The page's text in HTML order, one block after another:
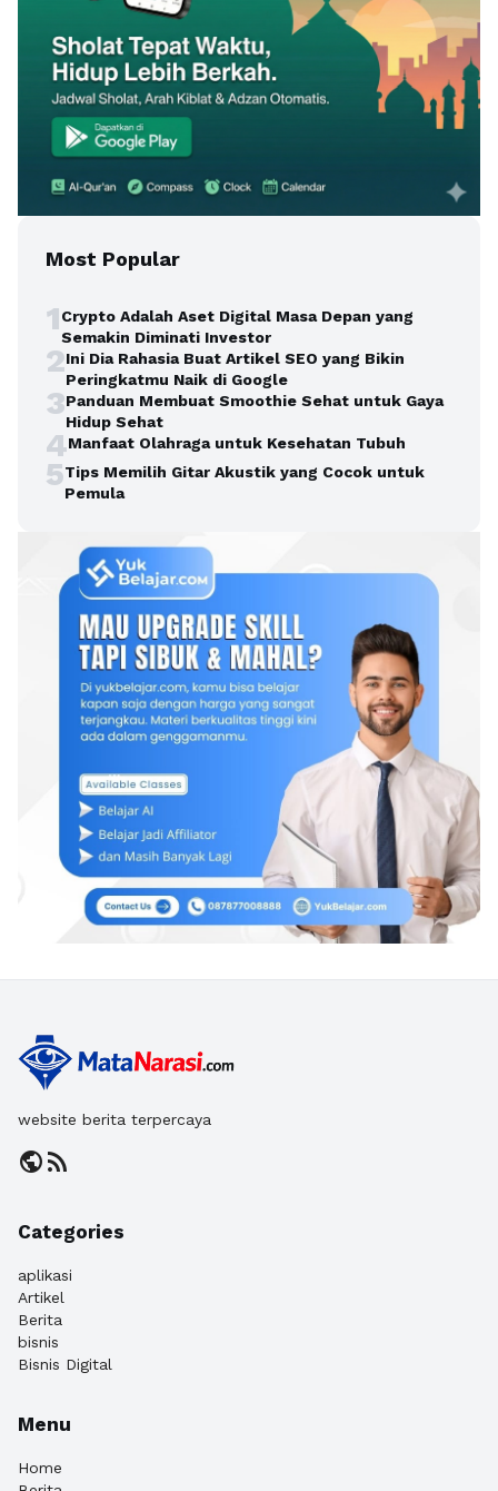
Most Popular
1Crypto Adalah Aset Digital Masa Depan yang
Semakin Diminati Investor
2Ini Dia Rahasia Buat Artikel SEO yang Bikin
Peringkatmu Naik di Google
3Panduan Membuat Smoothie Sehat untuk Gaya
Hidup Sehat
4Manfaat Olahraga untuk Kesehatan Tubuh
5Tips Memilih Gitar Akustik yang Cocok untuk
Pemula
website berita terpercaya
publicrss_feed
Categories
aplikasi
Artikel
Berita
bisnis
Bisnis Digital
Menu
Home